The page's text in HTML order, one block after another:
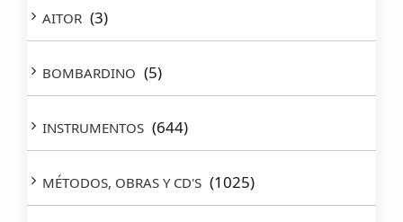
AITOR (3)
BOMBARDINO (5)
INSTRUMENTOS (644)
MÉTODOS, OBRAS Y CD'S (1025)